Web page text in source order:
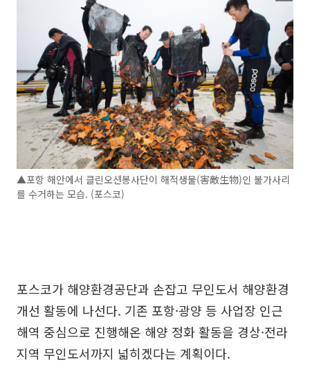
▲포항 해안에서 클린오션봉사단이 해적생물(害敵生物)인 불가사리
를 수거하는 모습. (포스코)
포스코가 해양환경공단과 손잡고 무인도서 해양환경
개선 활동에 나선다. 기존 포항·광양 등 사업장 인근
해역 중심으로 진행해온 해양 정화 활동을 경상·전라
지역 무인도서까지 넓히겠다는 계획이다.